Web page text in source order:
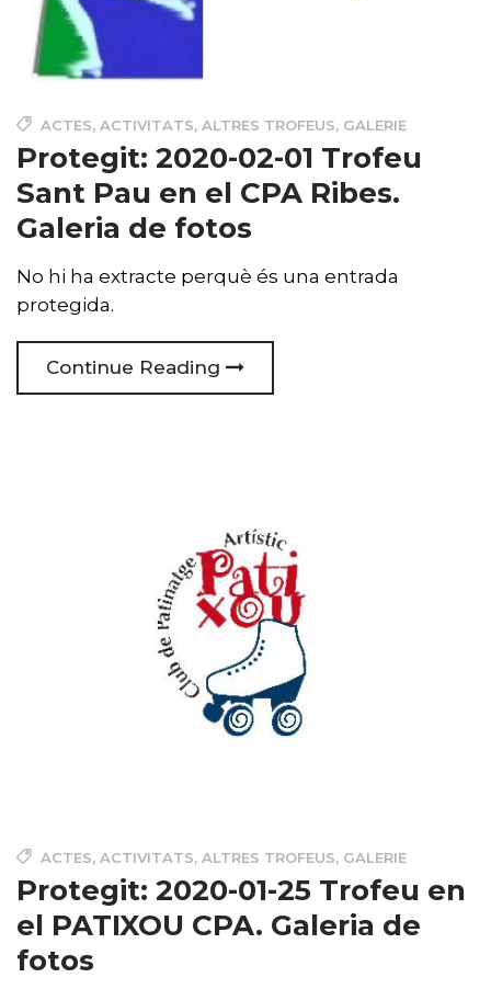
ACTES, ACTIVITATS, ALTRES TROFEUS, GALERIE
Protegit: 2020-02-01 Trofeu
Sant Pau en el CPA Ribes.
Galeria de fotos
No hi ha extracte perquè és una entrada
protegida.
Continue Reading
ACTES, ACTIVITATS, ALTRES TROFEUS, GALERIE
Protegit: 2020-01-25 Trofeu en
el PATIXOU CPA. Galeria de
fotos